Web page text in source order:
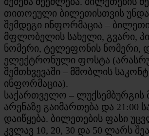
თითოეული ბილეთისთვის უნდა
შემდეგი ინფორმაცია –
მფლობელის სახელი, გვარი,
ნომერი, ტელეფონის ნომერი,
ელექტრონული ფოსტა
შემთხვევაში – მშობლის
ინფორმაცია).
საქართველო – ლუქსემბურგის
არენაზე გაიმართება და 21:00
დაიწყება. ბილეთების ფასი
კვლავ 10, 20, 30 და 50 ლარს